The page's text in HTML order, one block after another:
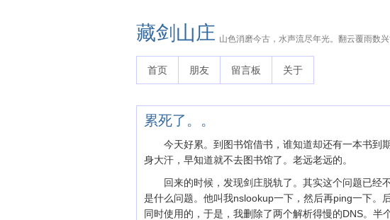
藏剑山庄 山色消磨今古，水声流尽年光。翻云覆雨数兴
首页 朋友 留言板 关于
累死了。。
今天好累。到图书馆借书，谁知道却还有一本书到
身大汗，早知道就不去图书馆了。老远老远的。
回来的时候，发现剑庄脱轨了。其实这个问题已经
是什么问题。他叫我nslookup一下，然后再ping一下。
同时使用的，于是，我删除了两个解析得慢的DNS。半